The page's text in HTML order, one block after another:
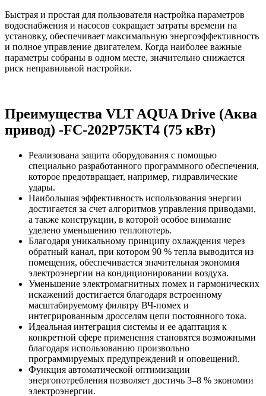
Быстрая и простая для пользователя настройка параметров
водоснабжения и насосов сокращает затраты времени на
установку, обеспечивает максимальную энергоэффективность
и полное управление двигателем. Когда наиболее важные
параметры собраны в одном месте, значительно снижается
риск неправильной настройки.
Преимущества VLT AQUA Drive (Аква
привод) -FC-202P75KT4 (75 кВт)
Реализована защита оборудования с помощью
специально разработанного программного обеспечения,
которое предотвращает, например, гидравлические
удары.
Наибольшая эффективность использования энергии
достигается за счет алгоритмов управления приводами,
а также конструкции, в которой особое внимание
уделено уменьшению теплопотерь.
Благодаря уникальному принципу охлаждения через
обратный канал, при котором 90 % тепла выводится из
помещения, обеспечивается значительная экономия
электроэнергии на кондиционировании воздуха.
Уменьшение электромагнитных помех и гармонических
искажений достигается благодаря встроенному
масштабируемому фильтру ВЧ-помех и
интегрированным дросселям цепи постоянного тока.
Идеальная интеграция системы и ее адаптация к
конкретной сфере применения становятся возможными
благодаря использованию произвольно
программируемых предупреждений и оповещений.
Функция автоматической оптимизации
энергопотребления позволяет достичь 3–8 % экономии
электроэнергии.